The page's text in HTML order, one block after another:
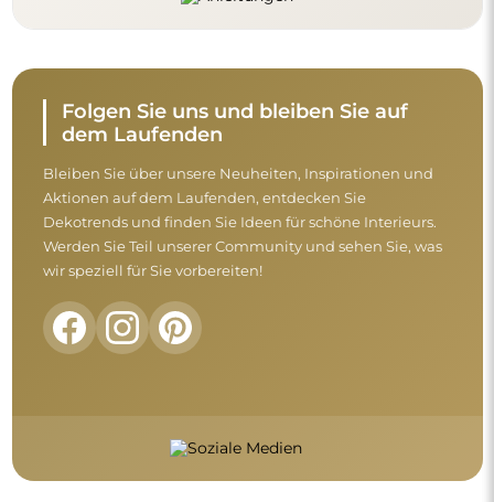
Folgen Sie uns und bleiben Sie auf
dem Laufenden
Bleiben Sie über unsere Neuheiten, Inspirationen und
Aktionen auf dem Laufenden, entdecken Sie
Dekotrends und finden Sie Ideen für schöne Interieurs.
Werden Sie Teil unserer Community und sehen Sie, was
wir speziell für Sie vorbereiten!